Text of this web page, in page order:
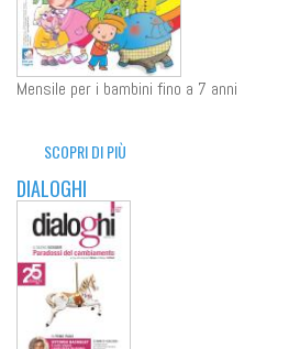
Mensile per i bambini fino a 7 anni
SCOPRI DI PIÙ
DIALOGHI